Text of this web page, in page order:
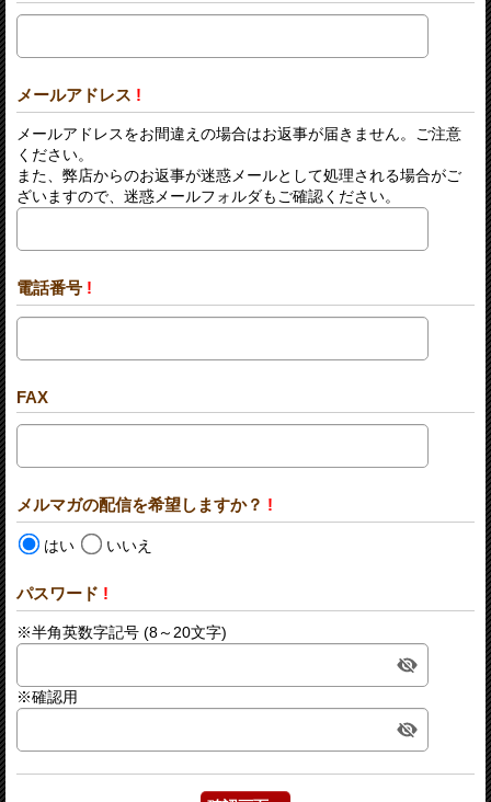
メールアドレス !
メールアドレスをお間違えの場合はお返事が届きません。ご注意
ください。
また、弊店からのお返事が迷惑メールとして処理される場合がご
ざいますので、迷惑メールフォルダもご確認ください。
電話番号 !
FAX
メルマガの配信を希望しますか？ !
はい いいえ
パスワード !
※半角英数字記号 (8～20文字)
※確認用